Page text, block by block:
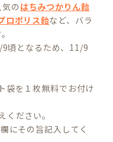
のはちみつかりん飴
ロポリス飴など、バラ
頃となるため、11/9
袋を１枚無料でお付け
ださい。
にその旨記入してく